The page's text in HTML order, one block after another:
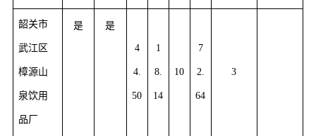
韶关市
武江区
樟源山
泉饮用
品厂
是 是
4
4.
50
1
8.
14
10
7
2.
64
3